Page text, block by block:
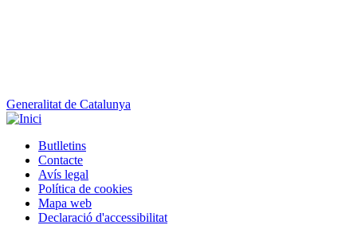
Generalitat de Catalunya
Peu
Butlletins
Contacte
Avís legal
Política de cookies
Mapa web
Declaració d'accessibilitat